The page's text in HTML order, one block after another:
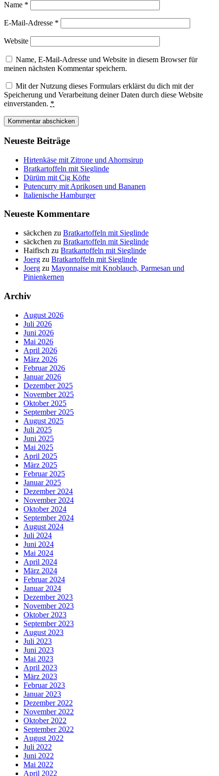
Name *
E-Mail-Adresse *
Website
Name, E-Mail-Adresse und Website in diesem Browser für
meinen nächsten Kommentar speichern.
Mit der Nutzung dieses Formulars erklärst du dich mit der
Speicherung und Verarbeitung deiner Daten durch diese Website
einverstanden. *
Neueste Beiträge
Hirtenkäse mit Zitrone und Ahornsirup
Bratkartoffeln mit Sieglinde
Dürüm mit Cig Köfte
Putencurry mit Aprikosen und Bananen
Italienische Hamburger
Neueste Kommentare
säckchen zu Bratkartoffeln mit Sieglinde
säckchen zu Bratkartoffeln mit Sieglinde
Haifisch zu Bratkartoffeln mit Sieglinde
Joerg zu Bratkartoffeln mit Sieglinde
Joerg zu Mayonnaise mit Knoblauch, Parmesan und
Pinienkernen
Archiv
August 2026
Juli 2026
Juni 2026
Mai 2026
April 2026
März 2026
Februar 2026
Januar 2026
Dezember 2025
November 2025
Oktober 2025
September 2025
August 2025
Juli 2025
Juni 2025
Mai 2025
April 2025
März 2025
Februar 2025
Januar 2025
Dezember 2024
November 2024
Oktober 2024
September 2024
August 2024
Juli 2024
Juni 2024
Mai 2024
April 2024
März 2024
Februar 2024
Januar 2024
Dezember 2023
November 2023
Oktober 2023
September 2023
August 2023
Juli 2023
Juni 2023
Mai 2023
April 2023
März 2023
Februar 2023
Januar 2023
Dezember 2022
November 2022
Oktober 2022
September 2022
August 2022
Juli 2022
Juni 2022
Mai 2022
April 2022